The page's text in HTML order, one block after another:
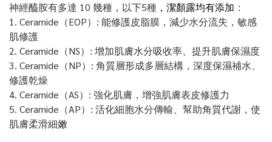
神經醯胺有多達 10 幾種，以下5種 ， 潔顏露均有添加 ：
1. Ceramide（EOP）: 能修護皮脂膜，減少水分流失，敏感
肌修護
2. Ceramide（NS）: 增加肌膚水分吸收率、提升肌膚保濕度
3. Ceramide（NP）: 角質層形成多層結構，深度保濕補水、
修護乾燥
4. Ceramide（AS）: 強化肌膚，增強肌膚表皮修護力
5. Ceramide（AP）: 活化細胞水分傳輸、幫助角質代謝，使
肌膚柔滑細嫩